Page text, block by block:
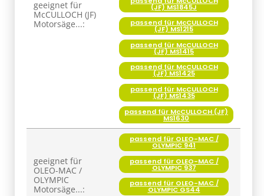
geeignet für
McCULLOCH (JF)
Motorsäge...:
(JF) MS1845J
passend für McCULLOCH
(JF) MS1215
passend für McCULLOCH
(JF) MS1415
passend für McCULLOCH
(JF) MS1425
passend für McCULLOCH
(JF) MS1435
passend für McCULLOCH (JF)
MS1630
geeignet für
OLEO-MAC /
OLYMPIC
Motorsäge...:
passend für OLEO-MAC /
OLYMPIC 941
passend für OLEO-MAC /
OLYMPIC 937
passend für OLEO-MAC /
OLYMPIC GS44